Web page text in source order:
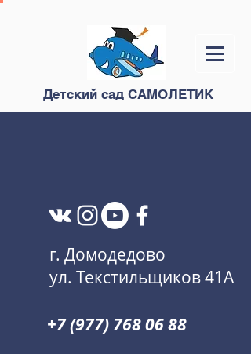
Детский сад САМОЛЕТИК
г. Домодедово
ул. Текстильщиков 41А
+7 (977) 768 06 88